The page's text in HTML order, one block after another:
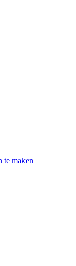
te maken